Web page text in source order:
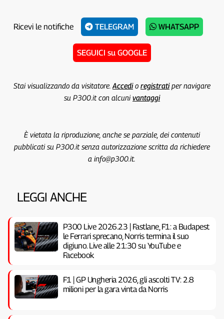
Ricevi le notifiche TELEGRAM WHATSAPP
SEGUICI su GOOGLE
Stai visualizzando da visitatore. Accedio registratiper navigare
su P300.it con alcunivantaggi
È vietata la riproduzione, anche se parziale, dei contenuti
pubblicati su P300.it senza autorizzazione scritta da richiedere
a info@p300.it.
LEGGI ANCHE
P300 Live 2026.23 | Fastlane, F1: a Budapest
le Ferrari sprecano, Norris termina il suo
digiuno. Live alle 21:30 su YouTube e
Facebook
F1 | GP Ungheria 2026, gli ascolti TV: 2.8
milioni per la gara vinta da Norris